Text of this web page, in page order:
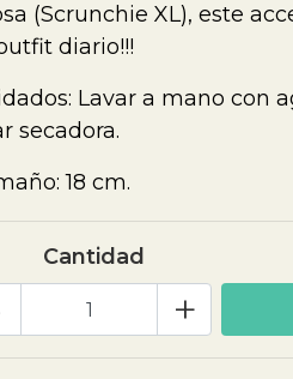
(Scrunchie XL), este
diario!!!
Lavar a mano con
secadora.
18 cm.
Cantidad
+